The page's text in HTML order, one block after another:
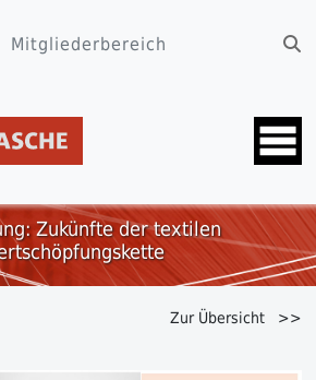
Mitgliederbereich
Zukünfte der textilen
Zur Übersicht >>